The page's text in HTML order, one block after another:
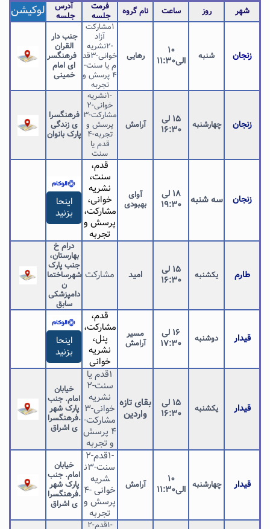
شهر روز ساعت نام گروه
فرمت
جلسه
آدرس
جلسه
لوکیشن
زنجان شنبه
۱۰
الی11:۳۰
رهایی
1مشارکت
آزاد
-2نشریه
خوانی-3قد
م یا سنت-
۴ پرسش و
تجربه
جنب دار
القران
فرهنگسر
ای امام
خمینی
زنجان چهارشنبه
۱۵ لی
۱۶:۳۰
آرامش
-1نشریه
خوانی-۲
مشارکت-۳
پرسش و
تجربه-۴
قدم یا
سنت
فرهنگسرا
ی زندگی
پارک بانوان
زنجان سه شنبه
۱۸ لی
۱۹:۳۰
آوای
بهبودی
قدم،
سنت،
نشریه
خوانی،
مشارکت،
پرسش و
تجربه
اینحا
بزنید
طارم یکشنبه
۱۵ لی
۱۶:۳۰
امید مشارکت
درام خ
بهارستان،
جنب پارک
شهرساختما
ن
دامپزشکی
سابق
قیدار دوشنبه
۱۶ لی
۱۷:۳۰
مسیر
آرامش
قدم،
مشارکت،
پنل،
نشریه
خوانی
اینحا
بزنید
قیدار یکشنبه
۱۵ لی
۱۶:۳۰
بقای تازه
واردین
1قدم یا
سنت-۲
نشریه
خوانی-3
مشارکت-
۴ پرسش
و تجربه
خیابان
امام. جنب
پارک شهر
.فرهنگسرا
ی اشراق
قیدار چهارشنبه
۱۰
الی11:۳۰
آرامش
-1قدم-۲
سنت-3ن
شریه
خوانی -۴
پرسش و
تجربه
خیابان
امام. جنب
پارک شهر
.فرهنگسرا
ی اشراق
-1قدم-۲